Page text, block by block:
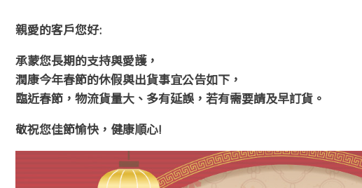
親愛的客戶您好:
承蒙您長期的支持與愛護，
潤康今年春節的休假與出貨事宜公告如下，
臨近春節，物流貨量大、多有延誤，若有需要請及早訂貨。
敬祝您佳節愉快，健康順心!